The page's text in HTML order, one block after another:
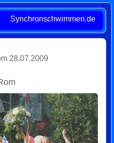
Synchronschwimmen.de
28.07.2009